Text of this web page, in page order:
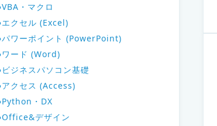
・マクロ
エクセル (Excel)
パワーポイント (PowerPoint)
ワード (Word)
ビジネスパソコン基礎
アクセス (Access)
・DX
デザイン